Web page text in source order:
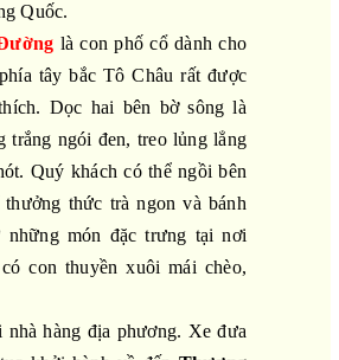
Quốc.
là con phố cổ dành cho
tây bắc Tô Châu rất được
Dọc hai bên bờ sông là
trắng ngói đen, treo lủng lẳng
Quý khách có thể ngồi bên
thức trà ngon và bánh
những món đặc trưng tại nơi
con thuyền xuôi mái chèo,
hàng địa phương. Xe đưa